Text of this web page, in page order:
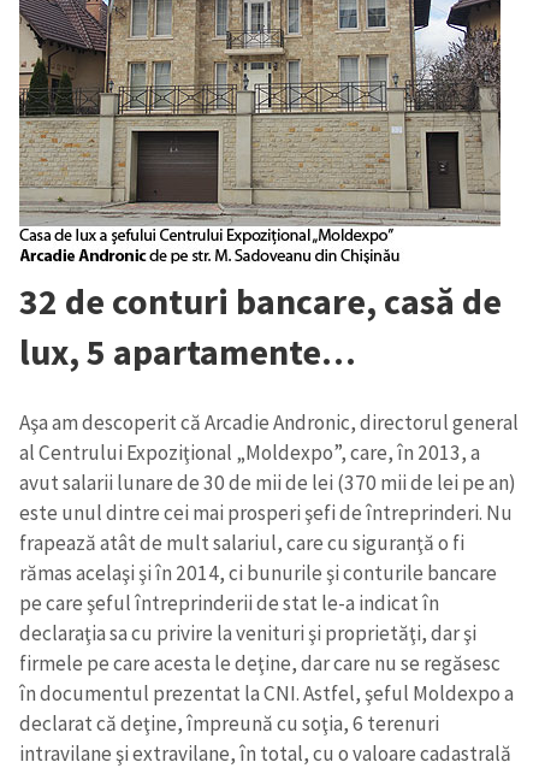
32 de conturi bancare, casă de
lux, 5 apartamente…
Aşa am descoperit că Arcadie Andronic, directorul general
al Centrului Expoziţional „Moldexpo”, care, în 2013, a
avut salarii lunare de 30 de mii de lei (370 mii de lei pe an)
este unul dintre cei mai prosperi şefi de întreprinderi. Nu
frapează atât de mult salariul, care cu siguranţă o fi
rămas acelaşi şi în 2014, ci bunurile şi conturile bancare
pe care şeful întreprinderii de stat le-a indicat în
declaraţia sa cu privire la venituri şi proprietăţi, dar şi
firmele pe care acesta le deţine, dar care nu se regăsesc
în documentul prezentat la CNI. Astfel, şeful Moldexpo a
declarat că deţine, împreună cu soţia, 6 terenuri
intravilane şi extravilane, în total, cu o valoare cadastrală